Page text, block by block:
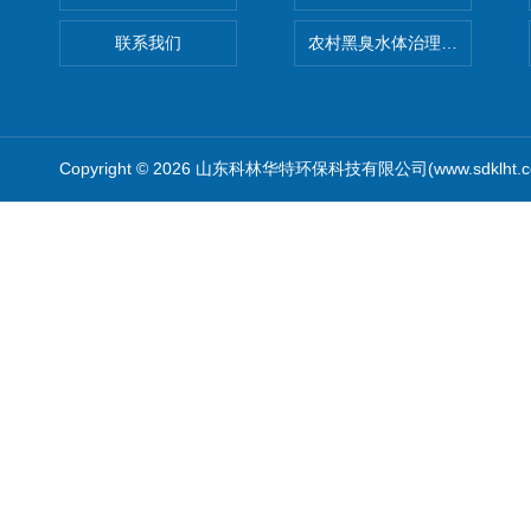
联系我们 农村黑臭水体治理设备
Copyright © 2026 山东科林华特环保科技有限公司